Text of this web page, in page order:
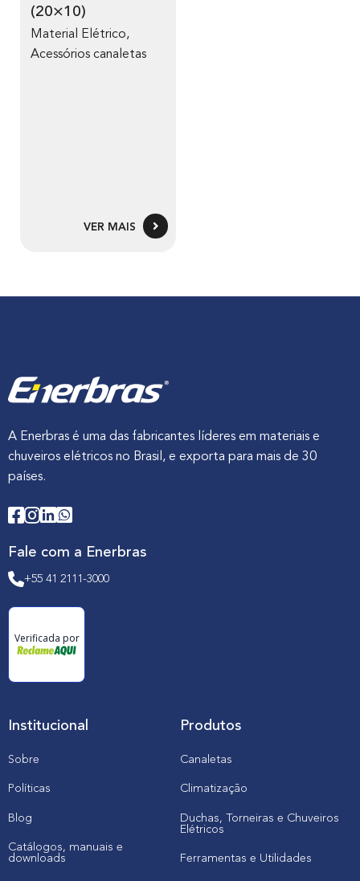
(20×10)
Material Elétrico,
Acessórios canaletas
VER MAIS
A Enerbras é uma das fabricantes líderes em materiais e
chuveiros elétricos no Brasil, e exporta para mais de 30
países.
Fale com a Enerbras
+55 41 2111-3000
Verificada por
Institucional
Sobre
Políticas
Blog
Catálogos, manuais e
downloads
Produtos
Canaletas
Climatização
Duchas, Torneiras e Chuveiros
Elétricos
Ferramentas e Utilidades